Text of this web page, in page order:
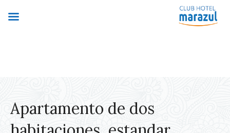
Apartamento de dos